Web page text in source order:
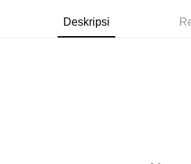
Deskripsi